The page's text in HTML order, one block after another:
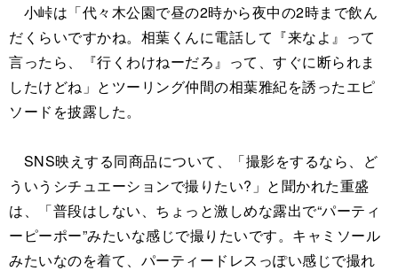
小峠は「代々木公園で昼の2時から夜中の2時まで飲ん
だくらいですかね。相葉くんに電話して『来なよ』って
言ったら、『行くわけねーだろ』って、すぐに断られま
したけどね」とツーリング仲間の相葉雅紀を誘ったエピ
ソードを披露した。
SNS映えする同商品について、「撮影をするなら、ど
ういうシチュエーションで撮りたい?」と聞かれた重盛
は、「普段はしない、ちょっと激しめな露出で“パーティ
ーピーポー”みたいな感じで撮りたいです。キャミソール
みたいなのを着て、パーティードレスっぽい感じで撮れ